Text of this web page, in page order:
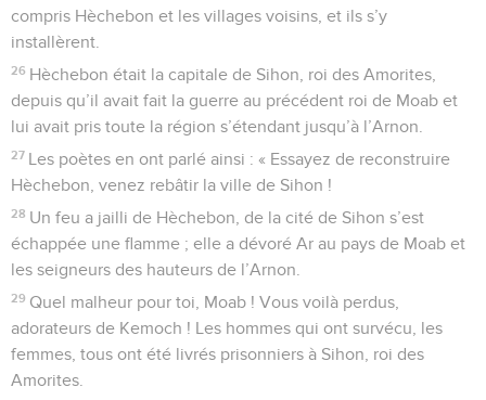
compris Hèchebon et les villages voisins, et ils s’y
installèrent.
26 Hèchebon était la capitale de Sihon, roi des Amorites,
depuis qu’il avait fait la guerre au précédent roi de Moab et
lui avait pris toute la région s’étendant jusqu’à l’Arnon.
27 Les poètes en ont parlé ainsi : « Essayez de reconstruire
Hèchebon, venez rebâtir la ville de Sihon !
28 Un feu a jailli de Hèchebon, de la cité de Sihon s’est
échappée une flamme ; elle a dévoré Ar au pays de Moab et
les seigneurs des hauteurs de l’Arnon.
29 Quel malheur pour toi, Moab ! Vous voilà perdus,
adorateurs de Kemoch ! Les hommes qui ont survécu, les
femmes, tous ont été livrés prisonniers à Sihon, roi des
Amorites.